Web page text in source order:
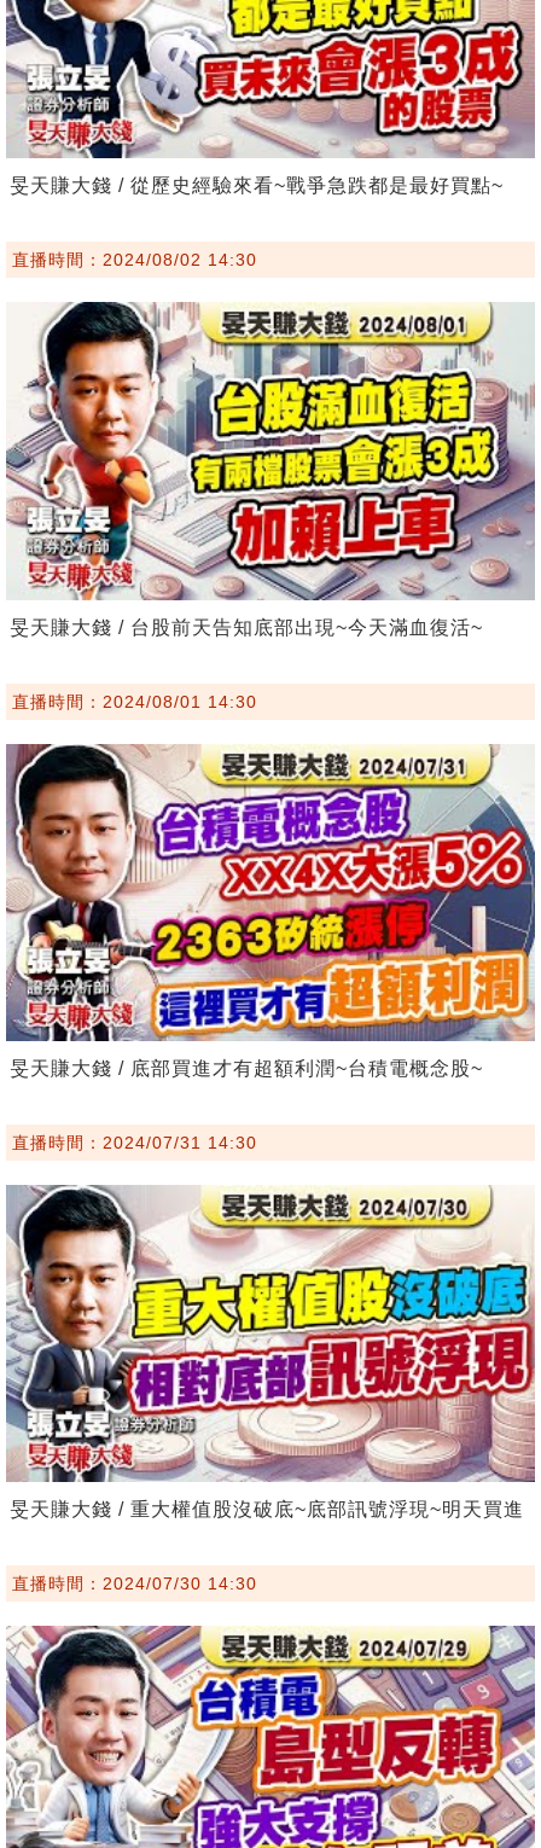
旻天賺大錢 / 從歷史經驗來看~戰爭急跌都是最好買點~
直播時間：2024/08/02 14:30
旻天賺大錢 / 台股前天告知底部出現~今天滿血復活~
直播時間：2024/08/01 14:30
旻天賺大錢 / 底部買進才有超額利潤~台積電概念股~
直播時間：2024/07/31 14:30
旻天賺大錢 / 重大權值股沒破底~底部訊號浮現~明天買進
直播時間：2024/07/30 14:30